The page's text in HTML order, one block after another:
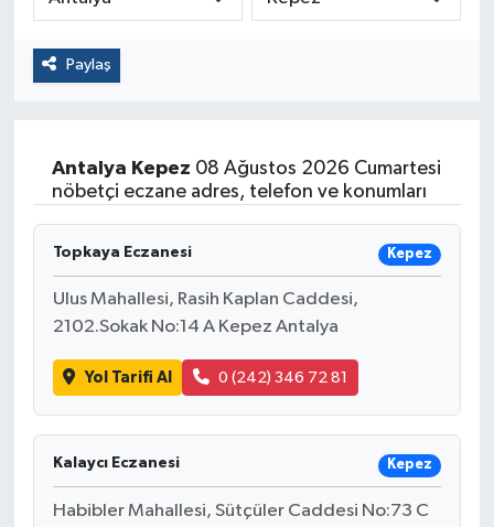
Paylaş
Antalya Kepez 08 Ağustos 2026 Cumartesi
nöbetçi eczane adres, telefon ve konumları
Topkaya Eczanesi Kepez
Ulus Mahallesi, Rasih Kaplan Caddesi,
2102.Sokak No:14 A Kepez Antalya
Yol Tarifi Al 0 (242) 346 72 81
Kalaycı Eczanesi Kepez
Habibler Mahallesi, Sütçüler Caddesi No:73 C